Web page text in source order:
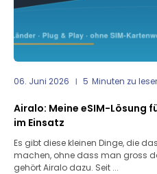
06. Juni 2026 5 Minuten zu
Airalo: Meine eSIM-Lösung
im Einsatz
Es gibt diese kleinen Dinge, die
machen, ohne dass man gross
gehört Airalo dazu. Seit ...